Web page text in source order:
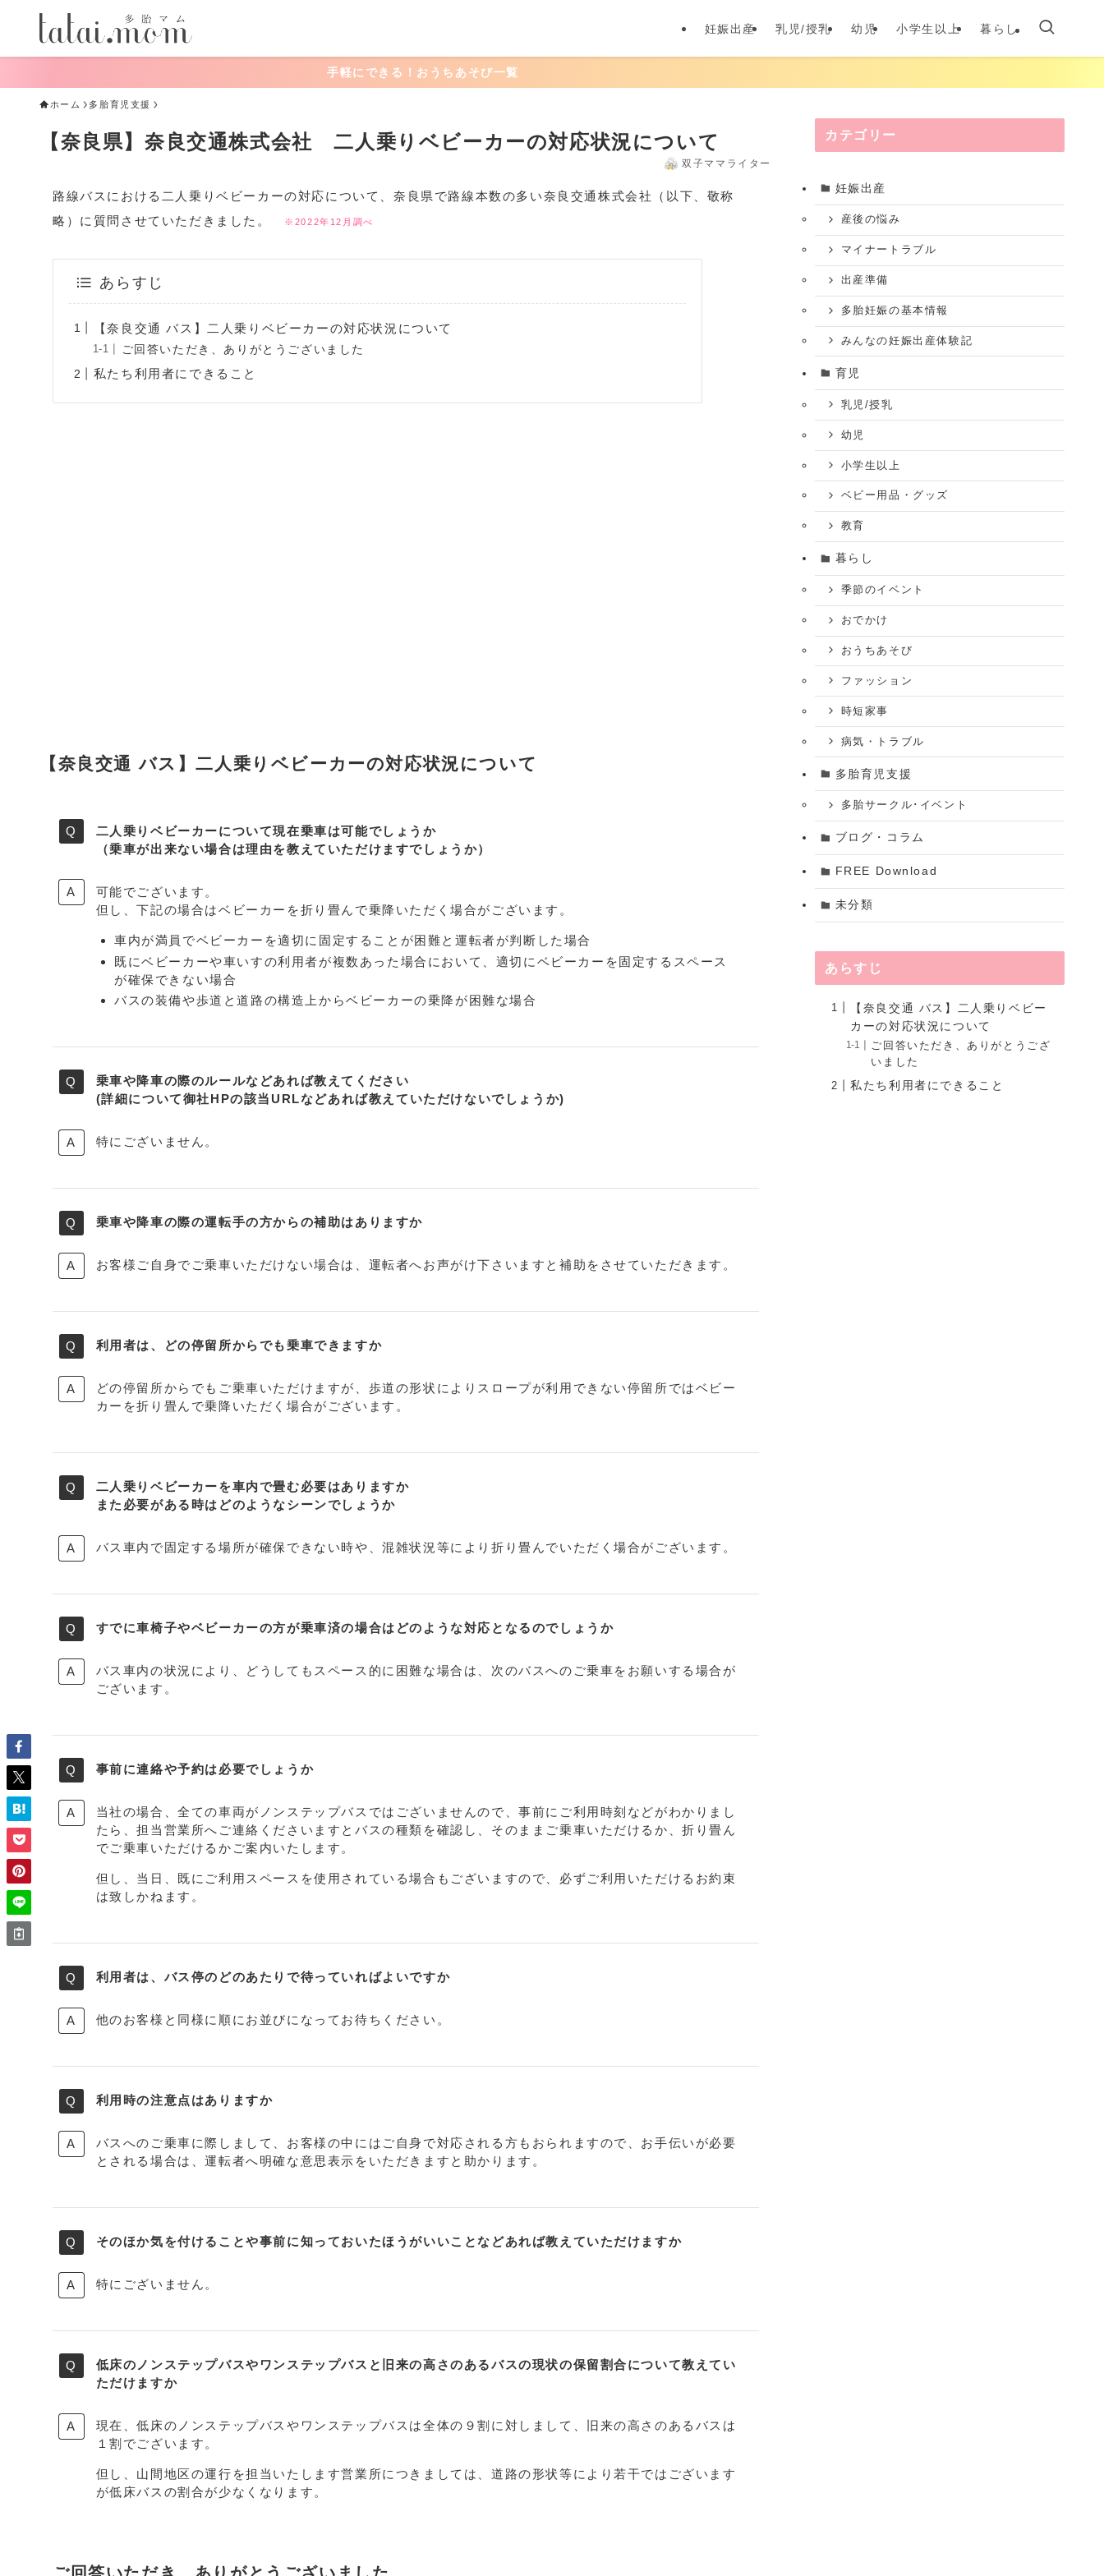
妊娠出産 乳児/授乳 幼児 小学生以上 暮らし
手軽にできる！おうちあそび一覧
ホーム 多胎育児支援
【奈良県】奈良交通株式会社 二人乗りベビーカーの対応状況について
双子ママライター
路線バスにおける二人乗りベビーカーの対応について、奈良県で路線本数の多い奈良交通株式会社（以下、敬称
略）に質問させていただきました。
※2022年12月調べ
あらすじ
【奈良交通 バス】二人乗りベビーカーの対応状況について
ご回答いただき、ありがとうございました
私たち利用者にできること
【奈良交通 バス】二人乗りベビーカーの対応状況について
二人乗りベビーカーについて現在乗車は可能でしょうか
（乗車が出来ない場合は理由を教えていただけますでしょうか）
可能でございます。
但し、下記の場合はベビーカーを折り畳んで乗降いただく場合がございます。
車内が満員でベビーカーを適切に固定することが困難と運転者が判断した場合
既にベビーカーや車いすの利用者が複数あった場合において、適切にベビーカーを固定するスペース
が確保できない場合
バスの装備や歩道と道路の構造上からベビーカーの乗降が困難な場合
乗車や降車の際のルールなどあれば教えてください
(詳細について御社HPの該当URLなどあれば教えていただけないでしょうか)
特にございません。
乗車や降車の際の運転手の方からの補助はありますか
お客様ご自身でご乗車いただけない場合は、運転者へお声がけ下さいますと補助をさせていただきます。
利用者は、どの停留所からでも乗車できますか
どの停留所からでもご乗車いただけますが、歩道の形状によりスロープが利用できない停留所ではベビー
カーを折り畳んで乗降いただく場合がございます。
二人乗りベビーカーを車内で畳む必要はありますか
また必要がある時はどのようなシーンでしょうか
バス車内で固定する場所が確保できない時や、混雑状況等により折り畳んでいただく場合がございます。
すでに車椅子やベビーカーの方が乗車済の場合はどのような対応となるのでしょうか
バス車内の状況により、どうしてもスペース的に困難な場合は、次のバスへのご乗車をお願いする場合が
ございます。
事前に連絡や予約は必要でしょうか
当社の場合、全ての車両がノンステップバスではございませんので、事前にご利用時刻などがわかりまし
たら、担当営業所へご連絡くださいますとバスの種類を確認し、そのままご乗車いただけるか、折り畳ん
でご乗車いただけるかご案内いたします。
但し、当日、既にご利用スペースを使用されている場合もございますので、必ずご利用いただけるお約束
は致しかねます。
利用者は、バス停のどのあたりで待っていればよいですか
他のお客様と同様に順にお並びになってお待ちください。
利用時の注意点はありますか
バスへのご乗車に際しまして、お客様の中にはご自身で対応される方もおられますので、お手伝いが必要
とされる場合は、運転者へ明確な意思表示をいただきますと助かります。
そのほか気を付けることや事前に知っておいたほうがいいことなどあれば教えていただけますか
特にございません。
低床のノンステップバスやワンステップバスと旧来の高さのあるバスの現状の保留割合について教えてい
ただけますか
現在、低床のノンステップバスやワンステップバスは全体の９割に対しまして、旧来の高さのあるバスは
１割でございます。
但し、山間地区の運行を担当いたします営業所につきましては、道路の形状等により若干ではございます
が低床バスの割合が少なくなります。
カテゴリー
妊娠出産
産後の悩み
マイナートラブル
出産準備
多胎妊娠の基本情報
みんなの妊娠出産体験記
育児
乳児/授乳
幼児
小学生以上
ベビー用品・グッズ
教育
暮らし
季節のイベント
おでかけ
おうちあそび
ファッション
時短家事
病気・トラブル
多胎育児支援
多胎サークル･イベント
ブログ・コラム
FREE Download
未分類
あらすじ
【奈良交通 バス】二人乗りベビー
カーの対応状況について
ご回答いただき、ありがとうござ
いました
私たち利用者にできること